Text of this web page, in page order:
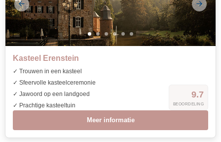
Kasteel Erenstein
✓ Trouwen in een kasteel
✓ Sfeervolle kasteelceremonie
✓ Jawoord op een landgoed
✓ Prachtige kasteeltuin
9.7
BEOORDELING
Meer informatie